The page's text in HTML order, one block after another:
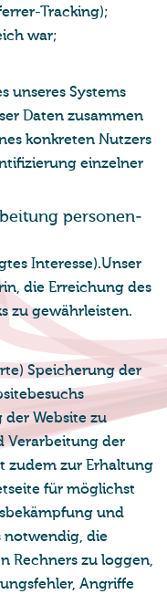
Tracking);
war;
unseres Systems
Daten zusammen
konkreten Nutzers
einzelner
per­so­nen­
Interesse).Unser
die Erreichung des
zu gewährleisten.
Speicherung der
Website zu
Verarbeitung der
zudem zur Erhaltung
für möglichst
und
notwendig, die
Rechners zu loggen,
Angriffe